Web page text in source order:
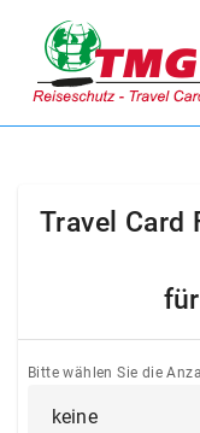
Travel Card
für
Bitte wählen Sie die